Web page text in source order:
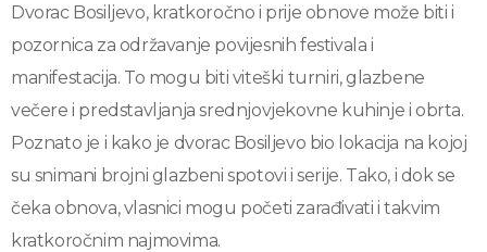
Dvorac Bosiljevo, kratkoročno i prije obnove može biti i
pozornica za održavanje povijesnih festivala i
manifestacija. To mogu biti viteški turniri, glazbene
večere i predstavljanja srednjovjekovne kuhinje i obrta.
Poznato je i kako je dvorac Bosiljevo bio lokacija na kojoj
su snimani brojni glazbeni spotovi i serije. Tako, i dok se
čeka obnova, vlasnici mogu početi zarađivati i takvim
kratkoročnim najmovima.